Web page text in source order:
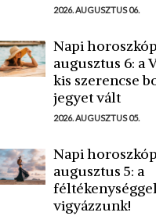
2026. AUGUSZTUS 06.
Napi
augusztus 6: a
kis szerencse
jegyet vált
2026. AUGUSZTUS 05.
Napi
augusztus 5: a
vigyázzunk!